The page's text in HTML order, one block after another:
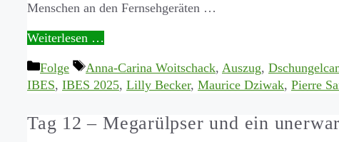
Menschen an den Fernsehgeräten …
Weiterlesen …
Kategorien
Folge Schlagwörter
Anna-Carina Woitschack, Auszug,
IBES, IBES 2025, Lilly Becker, Maurice Dziwak, Pierre
Tag 12 – Megarülpser und ein